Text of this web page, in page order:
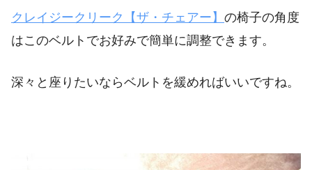
クレイジークリーク【ザ・チェアー】 の椅子の角度
はこのベルトでお好みで簡単に調整できます。
深々と座りたいならベルトを緩めればいいですね。